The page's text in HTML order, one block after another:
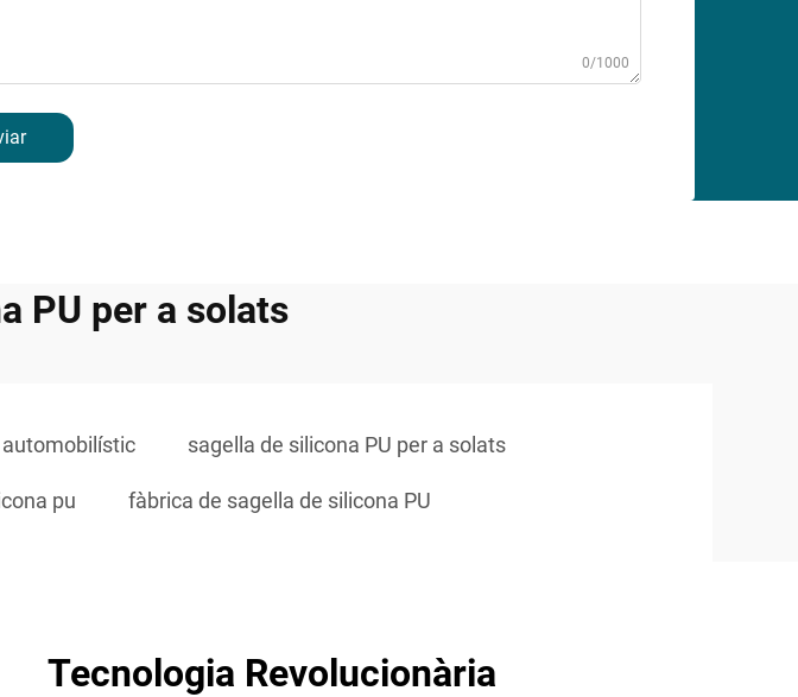
0/1000
PU per a solats
sagella de silicona PU per a solats
pu fàbrica de sagella de silicona PU
Tecnologia Revolucionària